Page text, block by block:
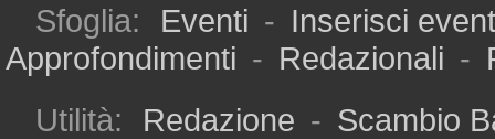
Sfoglia: Eventi - Inserisci
Approfondimenti - Redazionali -
Utilità:
Redazione - Scambio